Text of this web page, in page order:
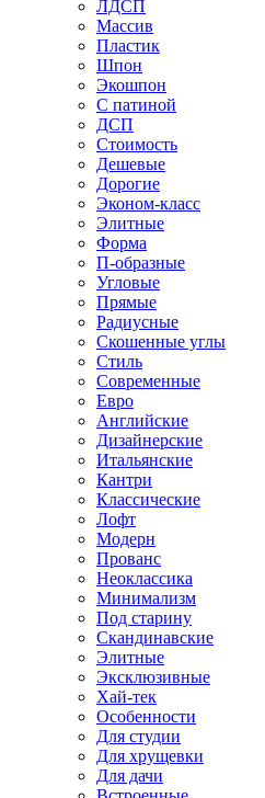
ЛДСП
Массив
Пластик
Шпон
Экошпон
С патиной
ДСП
Стоимость
Дешевые
Дорогие
Эконом-класс
Элитные
Форма
П-образные
Угловые
Прямые
Радиусные
Скошенные углы
Стиль
Современные
Евро
Английские
Дизайнерские
Итальянские
Кантри
Классические
Лофт
Модерн
Прованс
Неоклассика
Минимализм
Под старину
Скандинавские
Элитные
Эксклюзивные
Хай-тек
Особенности
Для студии
Для хрущевки
Для дачи